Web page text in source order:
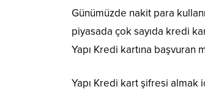
Günümüzde nakit para
piyasada çok sayıda kredi
Yapı Kredi kartına başvuran
Yapı Kredi kart şifresi almak